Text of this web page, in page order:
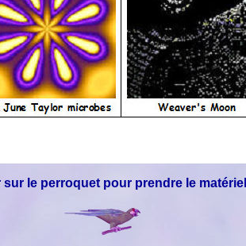
sur le perroquet pour prendre le matériel